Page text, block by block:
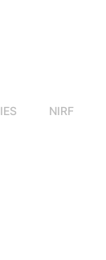
NIRF